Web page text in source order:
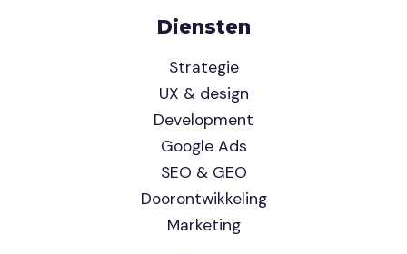
Diensten
Strategie
UX & design
Development
Google Ads
SEO & GEO
Doorontwikkeling
Marketing